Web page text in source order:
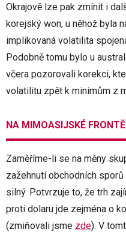
Okrajově lze pak zmínit i
korejský won, u něhož byla
implikovaná volatilita
Podobně tomu bylo u
včera pozorovali korekci,
volatilitu zpět k minimům z
NA MIMOASIJSKÉ
Zaměříme-li se na měny
zažehnutí obchodních
silný. Potvrzuje to, že trh
proti dolaru jde zejména o
(zmiňovali jsme zde). V